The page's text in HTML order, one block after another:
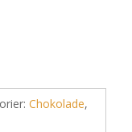
Chokolade,